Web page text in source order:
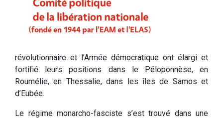
révolutionnaire et l’Armée démocratique ont élargi et
fortifié leurs positions dans le Péloponnèse, en
Roumélie, en Thessalie, dans les îles de Samos et
d’Eubée.
Le régime monarcho-fasciste s’est trouvé dans une